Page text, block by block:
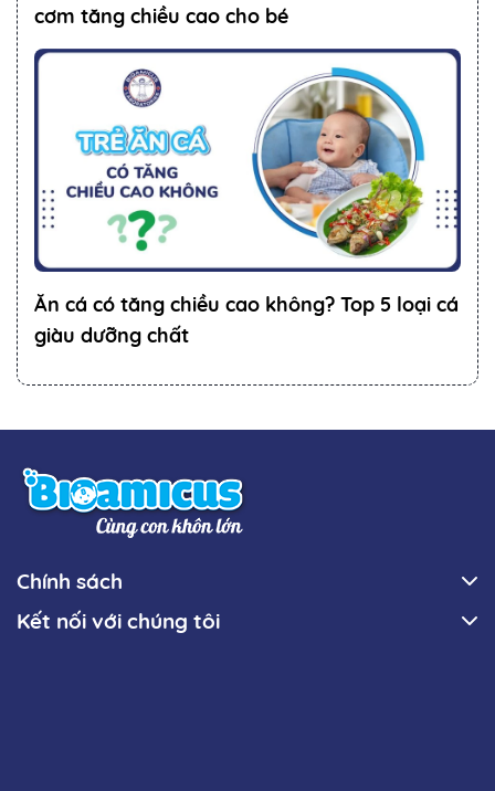
cơm tăng chiều cao cho bé
Ăn cá có tăng chiều cao không? Top 5 loại cá
giàu dưỡng chất
Chính sách
Kết nối với chúng tôi